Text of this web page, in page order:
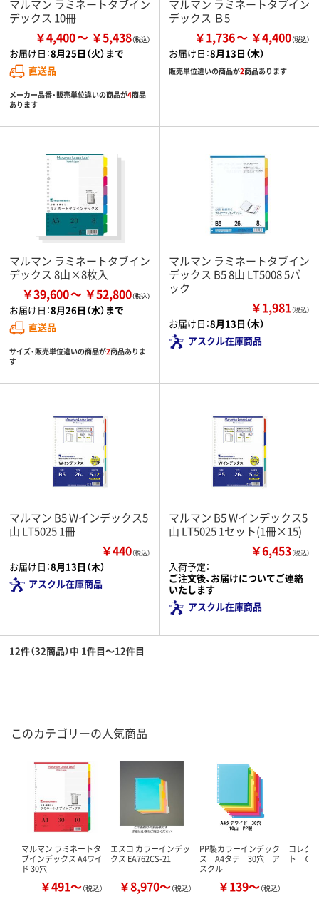
マルマン ラミネートタブイン
デックス 10冊
￥4,400 ￥5,438
お届け日：8月25日（火）まで
直送品
メーカー品番・販売単位違いの商品が4商品
あります
マルマン ラミネートタブイン
デックス Ｂ5
￥1,736 ￥4,400
お届け日：8月13日（木）
販売単位違いの商品が2商品あります
マルマン ラミネートタブイン
デックス 8山×8枚入
￥39,600 ￥52,800
お届け日：8月26日（水）まで
直送品
サイズ・販売単位違いの商品が2商品ありま
す
マルマン ラミネートタブイン
デックス B5 8山 LT5008 5パ
ック
￥1,981（税込）
お届け日：8月13日（木）
アスクル在庫商品
マルマン B5 Wインデックス5
山 LT5025 1冊
￥440（税込）
お届け日：8月13日（木）
アスクル在庫商品
マルマン B5 Wインデックス5
山 LT5025 1セット(1冊×15)
￥6,453（税込）
入荷予定：
ご注文後、お届けについてご連絡
いたします
アスクル在庫商品
12件（32商品）中 1件目～12件目
このカテゴリーの人気商品
マルマン ラミネートタ
ブインデックス A4ワイ
ド 30穴
￥491～（税込）
エスコ カラーインデッ
クス EA762CS-21
￥8,970～（税込）
PP製カラーインデック
ス A4タテ 30穴 ア
スクル
￥139～（税込）
コレク
ト ＣＦ